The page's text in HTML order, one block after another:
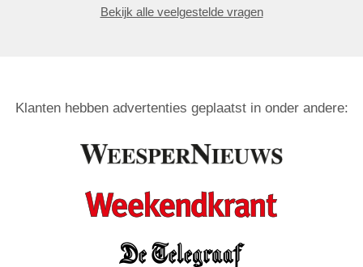
Bekijk alle veelgestelde vragen
Klanten hebben advertenties geplaatst in onder andere: